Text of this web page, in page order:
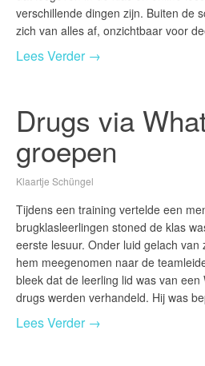
verschillende dingen zijn. Buiten de
zich van alles af, onzichtbaar voor
Lees Verder →
Drugs via
groepen
Klaartje Schüngel
Tijdens een training vertelde een
brugklasleerlingen stoned de klas
eerste lesuur. Onder luid gelach van
hem meegenomen naar de
bleek dat de leerling lid was van
drugs werden verhandeld. Hij was
Lees Verder →